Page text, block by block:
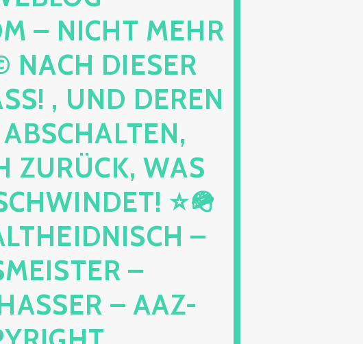
MEHR BET
DIESER NAC
UND DEREN KIN
EHE
WAS AUS
⭐🪖 ⭐🪖
– NIC
– GRAN
– AAZ-AWZ-